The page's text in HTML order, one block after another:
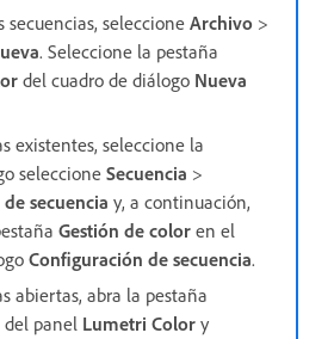
secuencias, seleccione Archivo >
. Seleccione la pestaña
del cuadro de diálogo Nueva
existentes, seleccione la
seleccione Secuencia >
secuencia y, a continuación,
Gestión de color en el
Configuración de secuencia.
abiertas, abra la pestaña
del panel Lumetri Color y